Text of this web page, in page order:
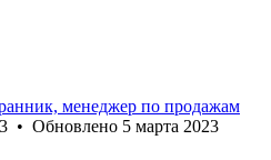
менеджер по продажам
• Обновлено 5 марта 2023